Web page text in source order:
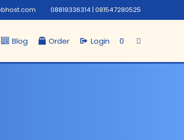
08819336314 | 081547280525
Blog Order Login 0